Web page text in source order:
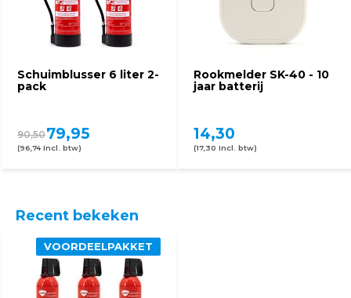
Schuimblusser 6 liter 2-
pack
90,5079,95
(96,74 Incl. btw)
Rookmelder SK-40 - 10
jaar batterij
14,30
(17,30 Incl. btw)
Recent bekeken
VOORDEELPAKKET